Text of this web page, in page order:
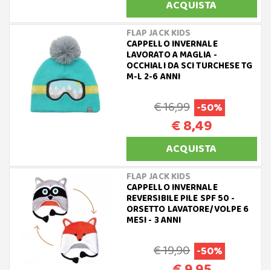
ACQUISTA
FLAP JACK KIDS
CAPPELLO INVERNALE
LAVORATO A MAGLIA -
OCCHIALI DA SCI TURCHESE TG
M-L 2-6 ANNI
€ 16,99 -50%
€ 8,49
ACQUISTA
FLAP JACK KIDS
CAPPELLO INVERNALE
REVERSIBILE PILE SPF 50 -
ORSETTO LAVATORE/VOLPE 6
MESI - 3 ANNI
€ 19,90 -50%